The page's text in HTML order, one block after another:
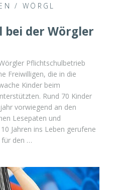
/ WÖRGL
bei der Wörgler
Pflichtschulbetrieb
Freiwilligen, die in die
Kinder beim
Rund 70 Kinder
vorwiegend an den
Lesepaten und
Jahren ins Leben gerufene
den …